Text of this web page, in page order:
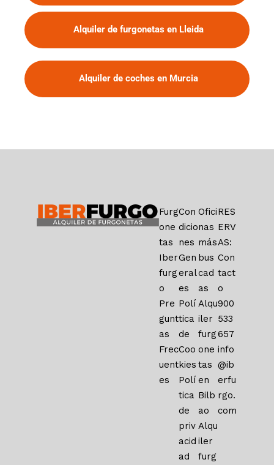
Alquiler de furgonetas en Lleida
Alquiler de coches en Murcia
Furg
one
tas
Iber
furg
o
Pre
gunt
as
Frec
uent
es
Con
dicio
nes
Gen
eral
es
Polí
tica
de
Coo
kies
Polí
tica
de
priv
acid
ad
Ofici
nas
más
bus
cad
as
Alqu
iler
furg
one
tas
en
Bilb
ao
Alqu
iler
furg
RES
ERV
AS:
Con
tact
o
900
533
657
info
@ib
erfu
rgo.
com